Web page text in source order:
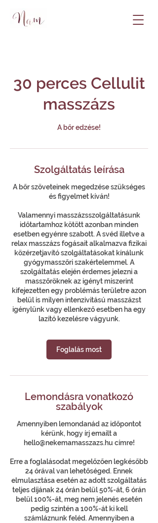
30 perces Cellulit
masszázs
A bőr edzése!
Szolgáltatás leírása
A bőr szöveteinek megedzése szükséges
és figyelmet kíván!
Valamennyi masszázsszolgáltatásunk
időtartamhoz kötött azonban minden
esetben egyénre szabott. A svéd illetve a
relax masszázs fogásait alkalmazva fizikai
közérzetjavító szolgáltatásokat kínálunk
gyógymasszőri szakértelemmel. A
szolgáltatás elején érdemes jelezni a
masszőröknek az igényt miszerint
kifejezetten egy problémás területre azon
belül is milyen intenzivitású masszázst
igénylünk vagy ellenkező esetben ha egy
lazító kezelésre vágyunk.
Foglalás most
Lemondásra vonatkozó
szabályok
Amennyiben lemondanád az időpontot
kérünk, hogy írj emailt a
hello@nekemamasszazs.hu címre!
Erre a foglalásodat megelőzően legkésőbb
24 órával van lehetőséged. Ennek
elmulasztása esetén az adott szolgáltatás
teljes díjának 24 órán belül 50%-át, 6 órán
belül 100%-át, meg nem jelenés esetén
pedig szintén a 100%-át ki kell
számláznunk feléd. Amennyiben a